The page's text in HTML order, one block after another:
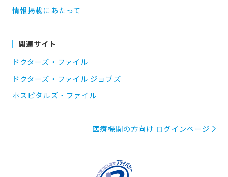
情報掲載にあたって
関連サイト
ドクターズ・ファイル
ドクターズ・ファイル ジョブズ
ホスピタルズ・ファイル
医療機関の方向け ログインページ